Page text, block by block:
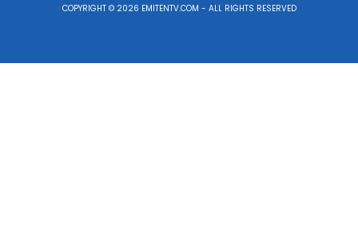
COPYRIGHT © 2026 EMITENTV.COM - ALL RIGHTS RESERVED